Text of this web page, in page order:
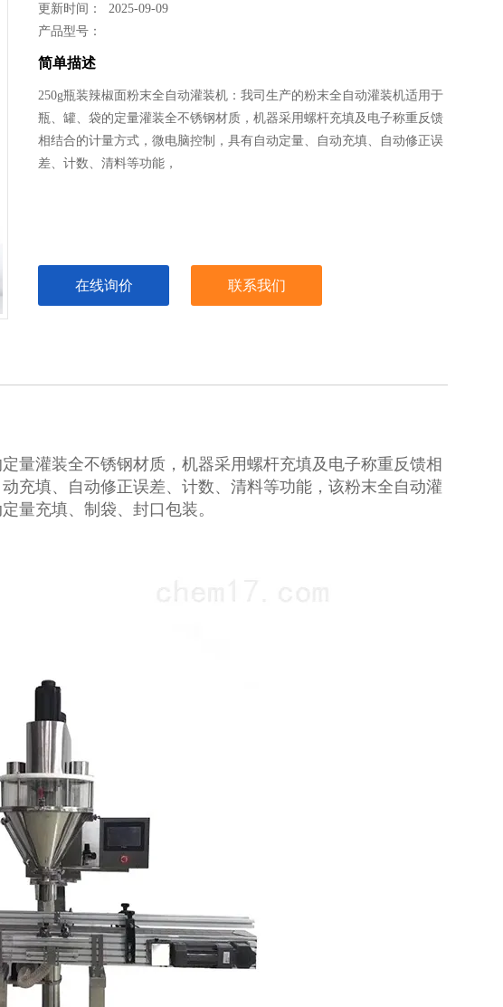
更新时间： 2025-09-09
产品型号：
简单描述
250g瓶装辣椒面粉末全自动灌装机：我司生产的粉末全自动灌装机​适用于
瓶、罐、袋的定量灌装全不锈钢材质，机器采用螺杆充填及电子称重反馈
相结合的计量方式，微电脑控制，具有自动定量、自动充填、自动修正误
差、计数、清料等功能，
在线询价 联系我们
量灌装全不锈钢材质，机器采用螺杆充填及电子称重反馈相
充填、自动修正误差、计数、清料等功能，该粉末全自动灌
量充填、制袋、封口包装。